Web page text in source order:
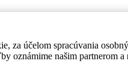
za účelom spracúvania
oznámime našim partnerom